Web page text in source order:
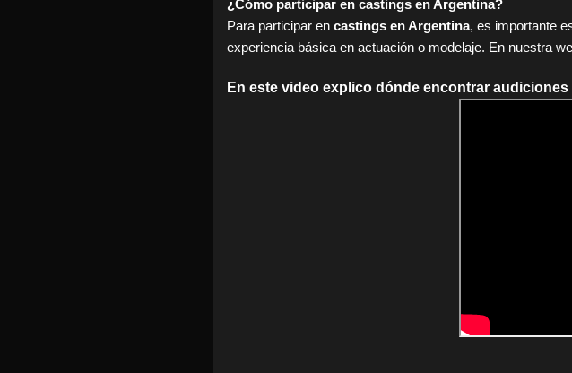
¿Cómo participar en castings en Argentina?
Para participar en castings en Argentina, es importante
experiencia básica en actuación o modelaje. En nuestra
En este video explico dónde encontrar audiciones